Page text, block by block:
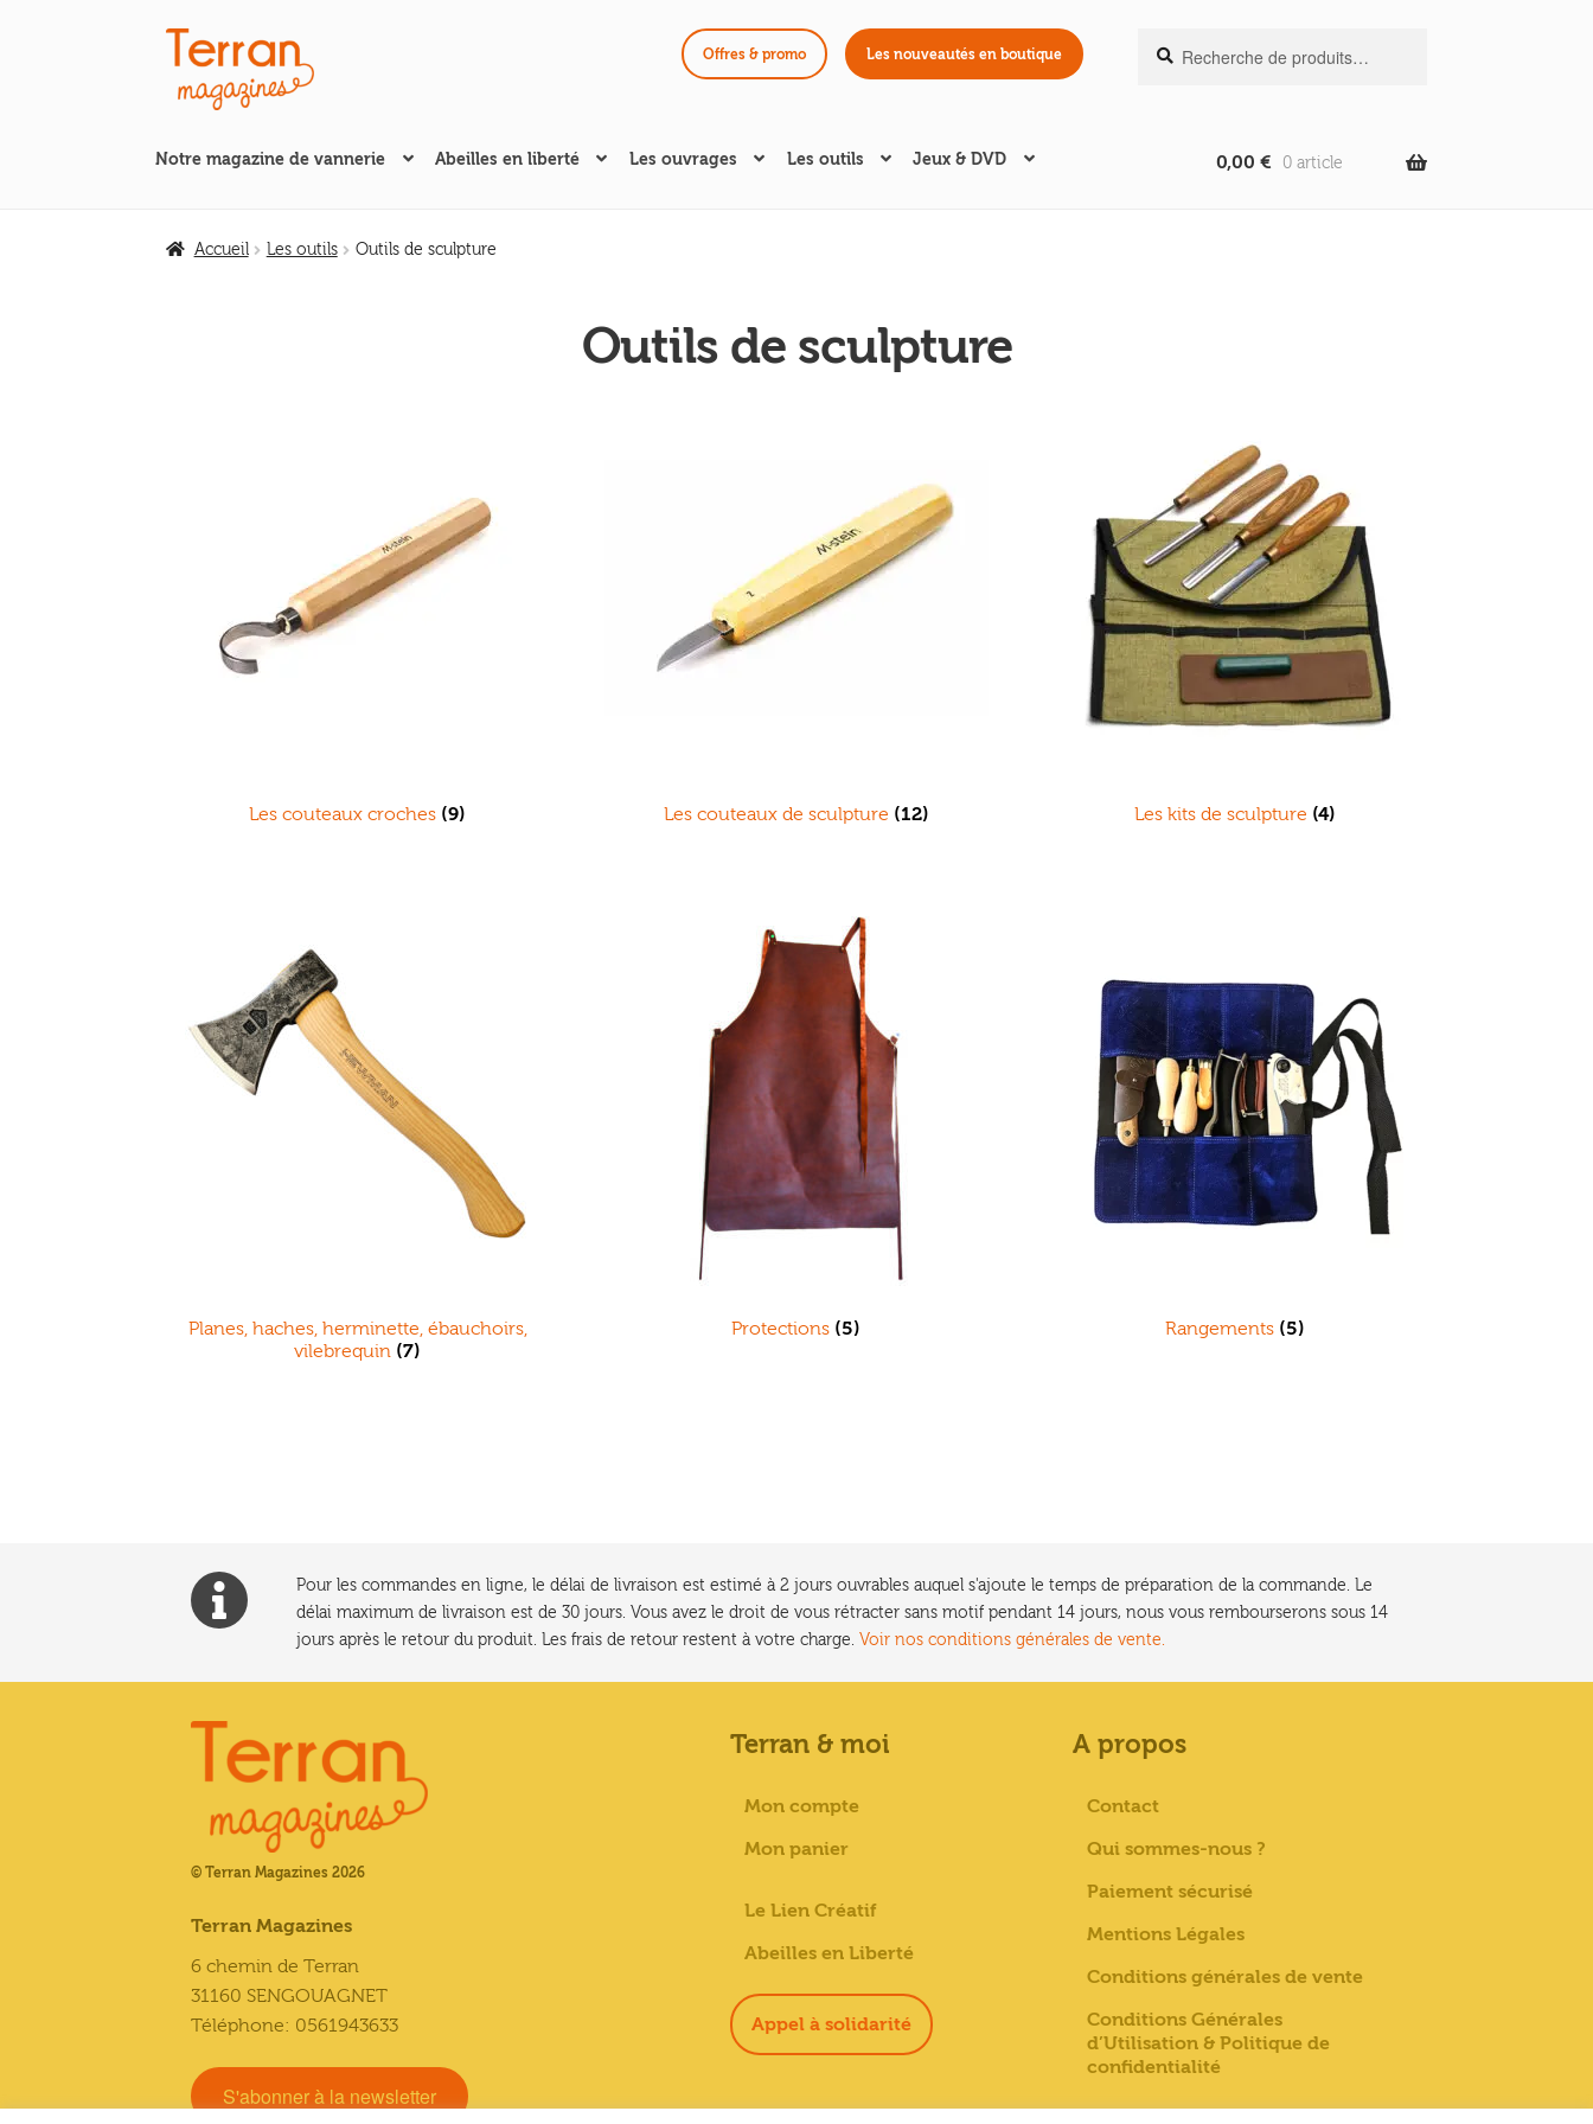
Aller
à
la
Aller
au
contenu
Offres & promo Les nouveautés en boutique
pour :
Recherche
Notre magazine de vannerie Abeilles en liberté Les ouvrages Les outils Jeux & DVD 0,00 € 0 article
Accueil Les outils Outils de sculpture
Outils de sculpture
Les couteaux croches (9) Les couteaux de sculpture (12) Les kits de sculpture (4)
Planes, haches, herminette, ébauchoirs,
vilebrequin (7)
Protections (5) Rangements (5)
Pour les commandes en ligne, le délai de livraison est estimé à 2 jours ouvrables auquel s'ajoute le temps de préparation de la commande. Le
délai maximum de livraison est de 30 jours. Vous avez le droit de vous rétracter sans motif pendant 14 jours, nous vous rembourserons sous 14
jours après le retour du produit. Les frais de retour restent à votre charge. Voir nos conditions générales de vente.
© Terran Magazines 2026
Terran Magazines
6 chemin de Terran
31160 SENGOUAGNET
Téléphone: 0561943633
S'abonner à la newsletter
Terran & moi
Mon compte
Mon panier
Le Lien Créatif
Abeilles en Liberté
Appel à solidarité
A propos
Contact
Qui sommes-nous ?
Paiement sécurisé
Mentions Légales
Conditions générales de vente
Conditions Générales
d’Utilisation & Politique de
confidentialité